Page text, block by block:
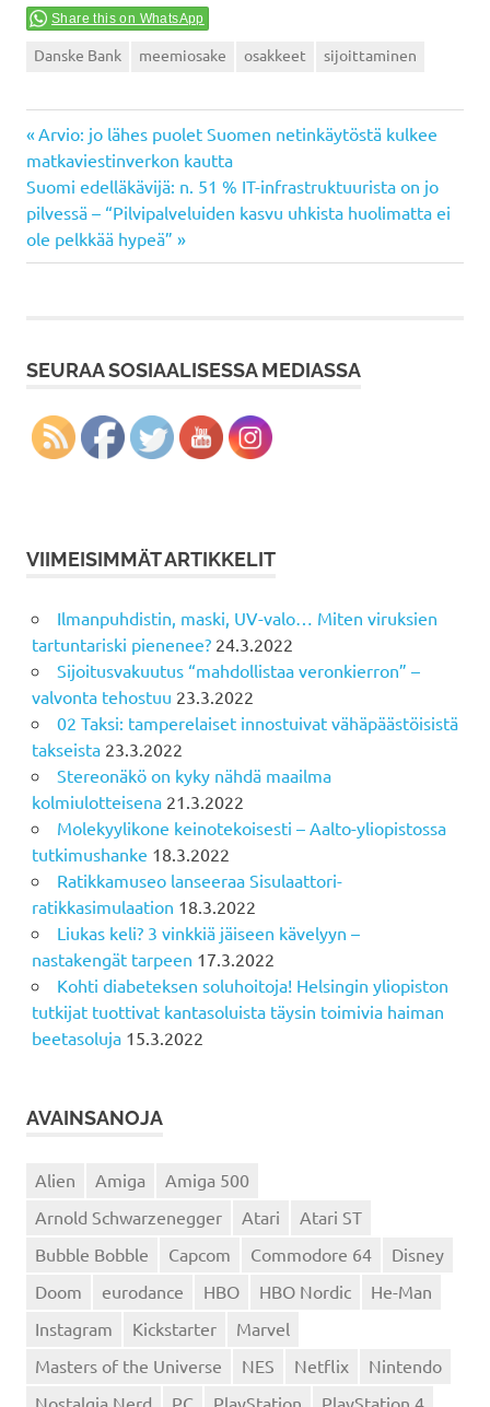
Share this on WhatsApp
Danske Bank meemiosake osakkeet sijoittaminen
Artikkelien
selaus
Previous
Post:
Arvio: jo lähes puolet Suomen netinkäytöstä kulkee
matkaviestinverkon kautta
Next
Post:
Suomi edelläkävijä: n. 51 % IT-infrastruktuurista on jo
pilvessä – “Pilvipalveluiden kasvu uhkista huolimatta ei
ole pelkkää hypeä”
SEURAA SOSIAALISESSA MEDIASSA
VIIMEISIMMÄT ARTIKKELIT
Ilmanpuhdistin, maski, UV-valo… Miten viruksien
tartuntariski pienenee? 24.3.2022
Sijoitusvakuutus “mahdollistaa veronkierron” –
valvonta tehostuu 23.3.2022
02 Taksi: tamperelaiset innostuivat vähäpäästöisistä
takseista 23.3.2022
Stereonäkö on kyky nähdä maailma
kolmiulotteisena 21.3.2022
Molekyylikone keinotekoisesti – Aalto-yliopistossa
tutkimushanke 18.3.2022
Ratikkamuseo lanseeraa Sisulaattori-
ratikkasimulaation 18.3.2022
Liukas keli? 3 vinkkiä jäiseen kävelyyn –
nastakengät tarpeen 17.3.2022
Kohti diabeteksen soluhoitoja! Helsingin yliopiston
tutkijat tuottivat kantasoluista täysin toimivia haiman
beetasoluja 15.3.2022
AVAINSANOJA
Alien Amiga
Amiga 500
Arnold Schwarzenegger
Atari
Atari ST
Bubble Bobble
Capcom Commodore 64
Disney
Doom
eurodance HBO HBO Nordic
He-Man
Instagram
Kickstarter
Marvel
Masters of the Universe
NES Netflix
Nintendo
Nostalgia Nerd
PC PlayStation PlayStation 4